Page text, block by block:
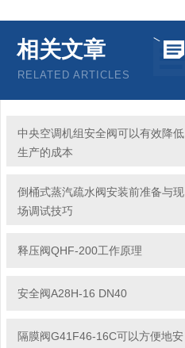
相关文章
RELATED ARTICLES
中央空调机组安全阀可以有效降低
生产的成本
倒桶式蒸汽疏水阀安装前准备与现
场调试技巧
释压阀QHF-200工作原理
安全阀A28H-16 DN40
隔膜阀G41F46-16C可以方便地安